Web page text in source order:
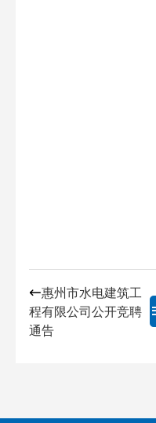
惠州市水电建筑工
程有限公司公开竞聘
通告